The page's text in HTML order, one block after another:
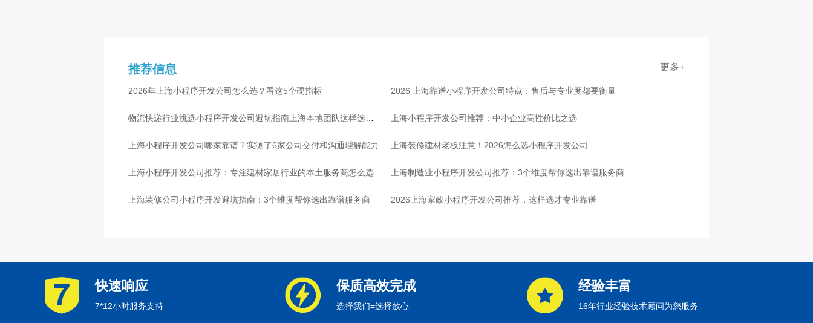
推荐信息 更多+
2026年上海小程序开发公司怎么选？看这5个硬指标 2026 上海靠谱小程序开发公司特点：售后与专业度都要衡量
物流快递行业挑选小程序开发公司避坑指南上海本地团队这样选放
心
上海小程序开发公司推荐：中小企业高性价比之选
上海小程序开发公司哪家靠谱？实测了6家公司交付和沟通理解能力 上海装修建材老板注意！2026怎么选小程序开发公司
上海小程序开发公司推荐：专注建材家居行业的本土服务商怎么选 上海制造业小程序开发公司推荐：3个维度帮你选出靠谱服务商
上海装修公司小程序开发避坑指南：3个维度帮你选出靠谱服务商 2026上海家政小程序开发公司推荐，这样选才专业靠谱
快速响应
7*12小时服务支持
保质高效完成
选择我们=选择放心
经验丰富
16年行业经验技术顾问为您服务